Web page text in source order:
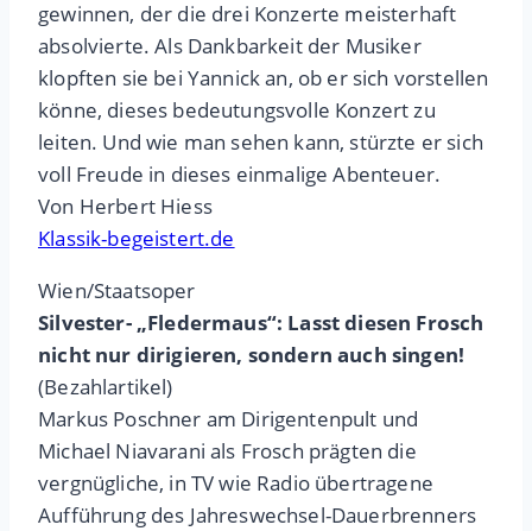
gewinnen, der die drei Konzerte meisterhaft
absolvierte. Als Dankbarkeit der Musiker
klopften sie bei Yannick an, ob er sich vorstellen
könne, dieses bedeutungsvolle Konzert zu
leiten. Und wie man sehen kann, stürzte er sich
voll Freude in dieses einmalige Abenteuer.
Von Herbert Hiess
Klassik-begeistert.de
Wien/Staatsoper
Silvester- „Fledermaus“: Lasst diesen Frosch
nicht nur dirigieren, sondern auch singen!
(Bezahlartikel)
Markus Poschner am Dirigentenpult und
Michael Niavarani als Frosch prägten die
vergnügliche, in TV wie Radio übertragene
Aufführung des Jahreswechsel-Dauerbrenners